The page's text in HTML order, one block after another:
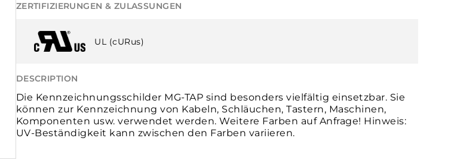
ZERTIFIZIERUNGEN & ZULASSUNGEN
UL (cURus)
DESCRIPTION
Die Kennzeichnungsschilder MG-TAP sind besonders vielfältig einsetzbar. Sie
können zur Kennzeichnung von Kabeln, Schläuchen, Tastern, Maschinen,
Komponenten usw. verwendet werden. Weitere Farben auf Anfrage! Hinweis:
UV-Beständigkeit kann zwischen den Farben variieren.